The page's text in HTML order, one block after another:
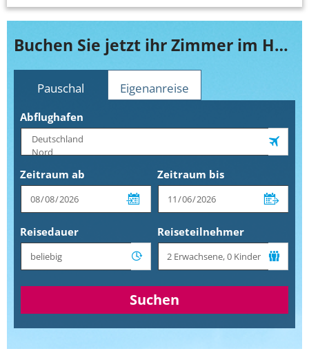
Buchen Sie jetzt ihr Zimmer im Hotel Fagus
Pauschal Eigenanreise
Abflughafen
Zeitraum ab Zeitraum bis
Reisedauer Reiseteilnehmer
Suchen